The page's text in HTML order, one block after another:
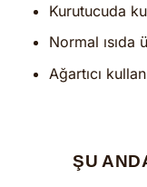
Kurutucuda
Normal ısıda
Ağartıcı
ŞU